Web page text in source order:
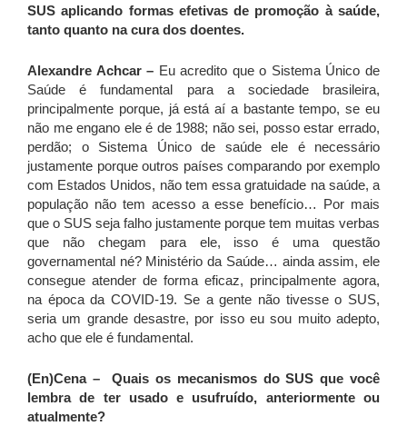
SUS aplicando formas efetivas de promoção à saúde,
tanto quanto na cura dos doentes.
Alexandre Achcar – Eu acredito que o Sistema Único de
Saúde é fundamental para a sociedade brasileira,
principalmente porque, já está aí a bastante tempo, se eu
não me engano ele é de 1988; não sei, posso estar errado,
perdão; o Sistema Único de saúde ele é necessário
justamente porque outros países comparando por exemplo
com Estados Unidos, não tem essa gratuidade na saúde, a
população não tem acesso a esse benefício… Por mais
que o SUS seja falho justamente porque tem muitas verbas
que não chegam para ele, isso é uma questão
governamental né? Ministério da Saúde… ainda assim, ele
consegue atender de forma eficaz, principalmente agora,
na época da COVID-19. Se a gente não tivesse o SUS,
seria um grande desastre, por isso eu sou muito adepto,
acho que ele é fundamental.
(En)Cena –Quais os mecanismos do SUS que você
lembra de ter usado e usufruído, anteriormente ou
atualmente?